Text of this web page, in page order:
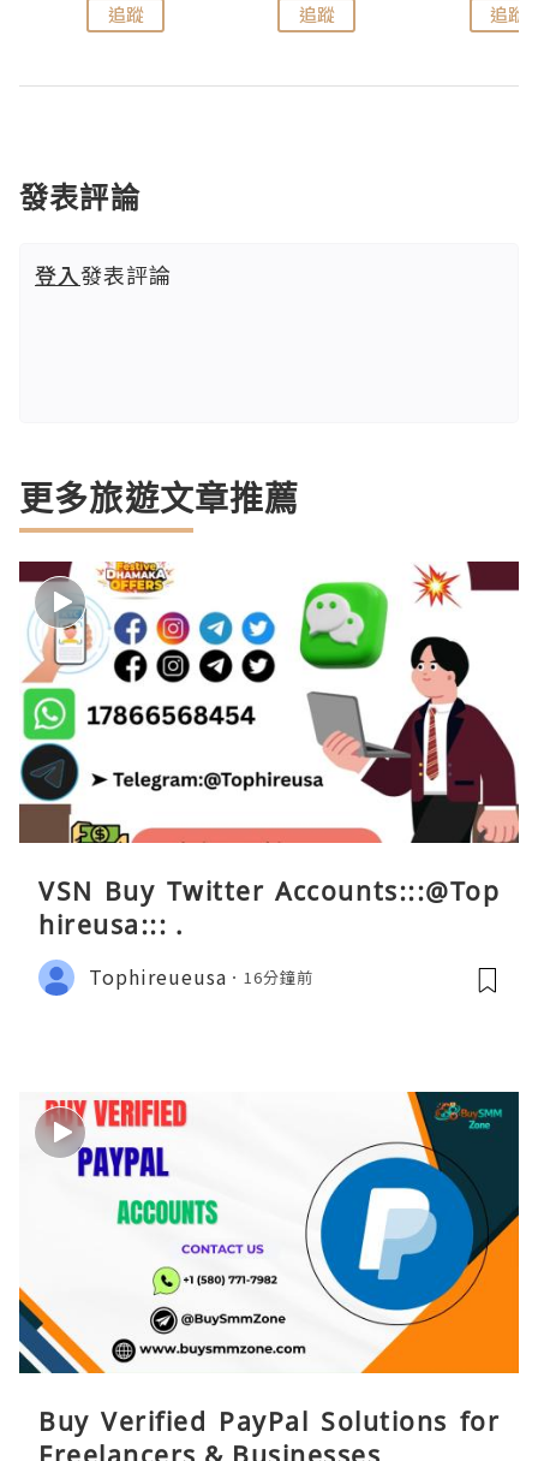
追蹤 追蹤 追蹤
發表評論
登入發表評論
更多旅遊文章推薦
VSN Buy Twitter Accounts:::@Top
hireusa::: .
Tophireueusa 16分鐘前
Buy Verified PayPal Solutions for